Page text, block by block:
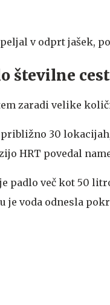
v odprt jašek,
številne
zaradi velike
30
HRT povedal
padlo več kot 50
je voda odnesla